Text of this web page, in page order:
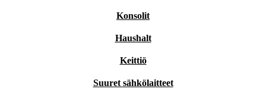
Konsolit
Haushalt
Keittiö
Suuret sähkölaitteet